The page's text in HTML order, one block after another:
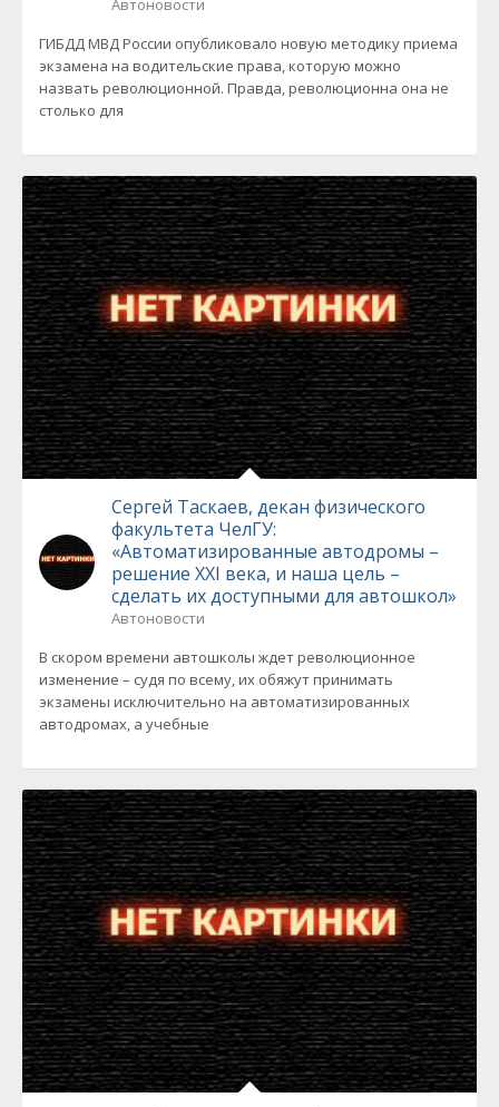
Автоновости
ГИБДД МВД России опубликовало новую методику приема
экзамена на водительские права, которую можно
назвать революционной. Правда, революционна она не
столько для
Сергей Таскаев, декан физического
факультета ЧелГУ:
«Автоматизированные автодромы –
решение XXI века, и наша цель –
сделать их доступными для автошкол»
Автоновости
В скором времени автошколы ждет революционное
изменение – судя по всему, их обяжут принимать
экзамены исключительно на автоматизированных
автодромах, а учебные